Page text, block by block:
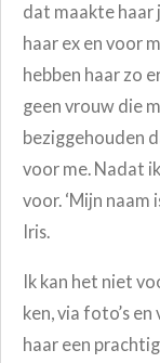
dat maakte haar
haar ex en voor
hebben haar zo
geen vrouw die
beziggehouden
voor me. Nadat
voor. ‘Mijn naam
Iris.
Ik kan het niet
ken, via foto’s
haar een